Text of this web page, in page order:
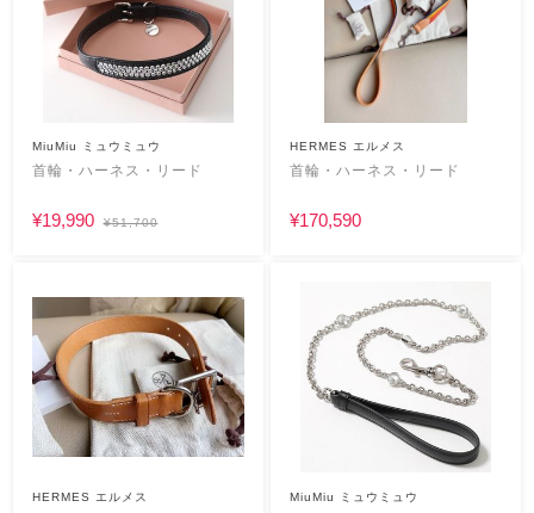
MiuMiu ミュウミュウ
首輪・ハーネス・リード
¥19,990 ¥51,700
HERMES エルメス
首輪・ハーネス・リード
¥170,590
HERMES エルメス MiuMiu ミュウミュウ